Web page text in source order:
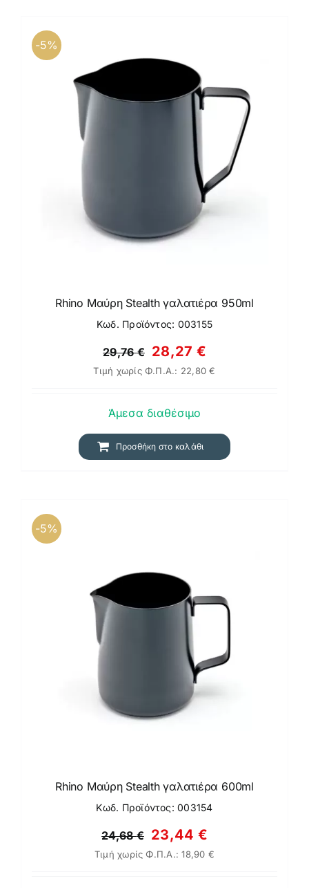
Εξοπλισμός
-5%
Rhino Μαύρη Stealth γαλατιέρα 950ml
Κωδ. Προϊόντος: 003155
29,76€ Original
price
29,76 €.
28,27 €Η
τρέχουσα
28,27 €.
Τιμή χωρίς Φ.Π.Α.: 22,80€
Άμεσα διαθέσιμο
Προσθήκη στο καλάθι
-5%
Rhino Μαύρη Stealth γαλατιέρα 600ml
Κωδ. Προϊόντος: 003154
24,68€ Original
price
23,44 €Η
τρέχουσα
Τιμή χωρίς Φ.Π.Α.:18,90 €